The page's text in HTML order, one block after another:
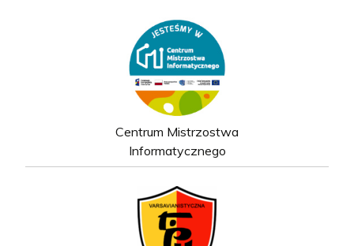
Centrum Mistrzostwa
Informatycznego